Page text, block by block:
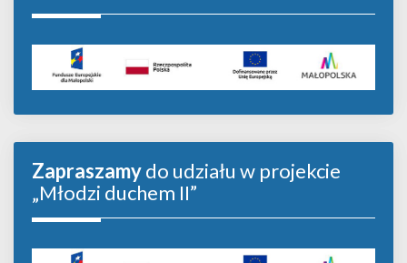
Zapraszamydo udziału w projekcie
„Młodzi duchem II”